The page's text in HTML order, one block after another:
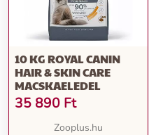
10 KG ROYAL CANIN
HAIR & SKIN CARE
MACSKAELEDEL
35 890 Ft
Zooplus.hu